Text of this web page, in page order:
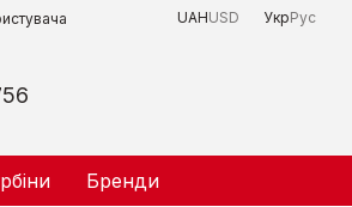
UAHUSD УкрРус
Бренди